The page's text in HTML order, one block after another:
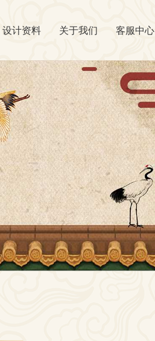
设计资料 关于我们 客服中心